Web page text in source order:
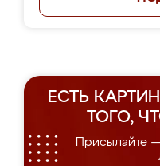
ЕСТЬ
ТОГО,
Присылайте